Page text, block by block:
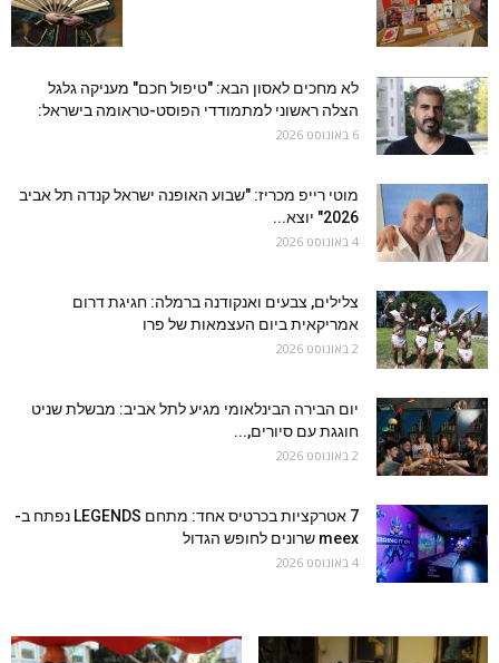
לא מחכים לאסון הבא: "טיפול חכם" מעניקה גלגל
הצלה ראשוני למתמודדי הפוסט-טראומה בישראל:
6 באוגוסט 2026
מוטי רייפ מכריז: "שבוע האופנה ישראל קנדה תל אביב
2026" יוצא...
4 באוגוסט 2026
צלילים, צבעים ואנקודנה ברמלה: חגיגת דרום
אמריקאית ביום העצמאות של פרו
2 באוגוסט 2026
יום הבירה הבינלאומי מגיע לתל אביב: מבשלת שניט
חוגגת עם סיורים,...
2 באוגוסט 2026
7 אטרקציות בכרטיס אחד: מתחם LEGENDS נפתח ב-
meex שרונים לחופש הגדול
4 באוגוסט 2026